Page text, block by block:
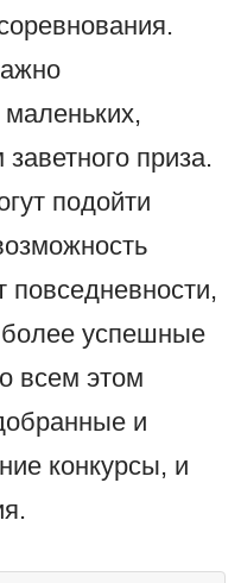
приза.
подойти
повседневности,
более успешные
всем этом
и
конкурсы, и